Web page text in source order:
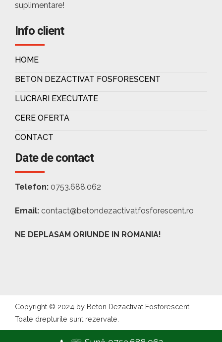
suplimentare!
Info client
HOME
BETON DEZACTIVAT FOSFORESCENT
LUCRARI EXECUTATE
CERE OFERTA
CONTACT
Date de contact
Telefon: 0753.688.062
Email: contact@betondezactivatfosforescent.ro
NE DEPLASAM ORIUNDE IN ROMANIA!
Copyright © 2024 by Beton Dezactivat Fosforescent.
Toate drepturile sunt rezervate.